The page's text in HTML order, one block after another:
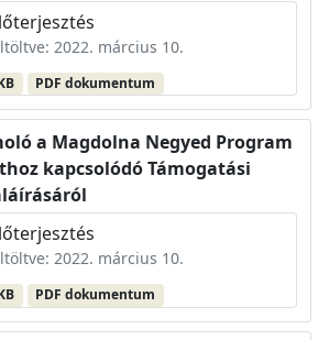
2022. március 10.
PDF dokumentum
a Magdolna Negyed Program
kapcsolódó Támogatási
2022. március 10.
PDF dokumentum